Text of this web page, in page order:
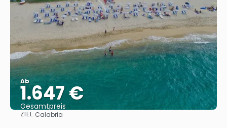
Ab
1.647 €
Gesamtpreis
ZIEL:Calabria